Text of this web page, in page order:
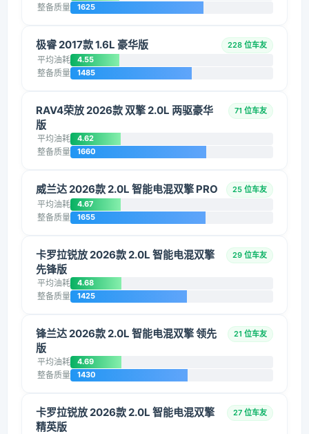
整备质量 1625
极睿 2017款 1.6L 豪华版 228 位车友
平均油耗 4.55
整备质量 1485
RAV4荣放 2026款 双擎 2.0L 两驱豪华
版
71 位车友
平均油耗 4.62
整备质量 1660
威兰达 2026款 2.0L 智能电混双擎 PRO 25 位车友
平均油耗 4.67
整备质量 1655
卡罗拉锐放 2026款 2.0L 智能电混双擎
先锋版
29 位车友
平均油耗 4.68
整备质量 1425
锋兰达 2026款 2.0L 智能电混双擎 领先
版
21 位车友
平均油耗 4.69
整备质量 1430
卡罗拉锐放 2026款 2.0L 智能电混双擎
精英版
27 位车友